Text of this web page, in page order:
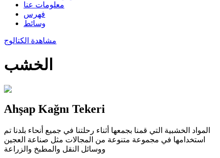
معلومات عنا
فهرس
وسائط
مشاهدة الكتالوج
الخشب
Ahşap Kağnı Tekeri
المواد الخشبية التي قمنا بجمعها أثناء رحلتنا في جميع أنحاء بلدنا تم
استخدامها في مجموعة متنوعة من المجالات مثل صناعة العجين
ووسائل النقل والمطبخ والزراعة